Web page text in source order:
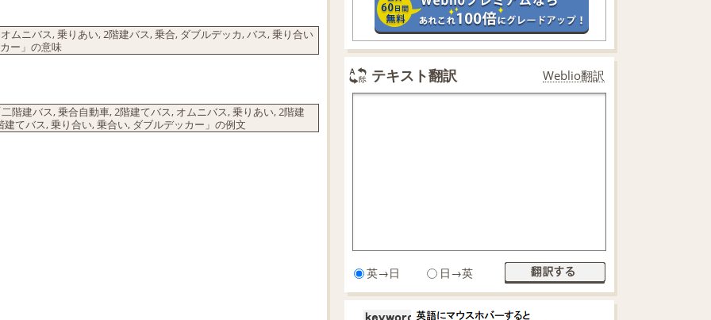
ムニバス, 乗りあい, 2階建バス, 乗合, ダブルデッカ, バス, 乗り合い
ー」の意味
階建バス, 乗合自動車, 2階建てバス, オムニバス, 乗りあい, 2階建
てバス, 乗り合い, 乗合い, ダブルデッカー」の例文
テキスト翻訳 Weblio翻訳
英→日 日→英